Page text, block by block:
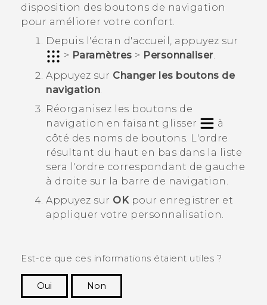
Appareils HTC & Accessoires
Connexion
disposition des boutons de navigation
pour améliorer votre confort.
Depuis l'écran d'accueil , appuyez sur
> Paramètres > Personnaliser.
Appuyez sur Changer les boutons de
navigation
Réorganisez les boutons de
navigation en faisant glisser
à
côté des noms de boutons. L'ordre
résultant du haut en bas dans la liste
sera l'ordre correspondant de gauche
à droite sur la barre de navigation.
Appuyez sur OKpour enregistrer et
appliquer votre personnalisation.
Est-ce que ces informations étaient utiles ?
Oui
Non